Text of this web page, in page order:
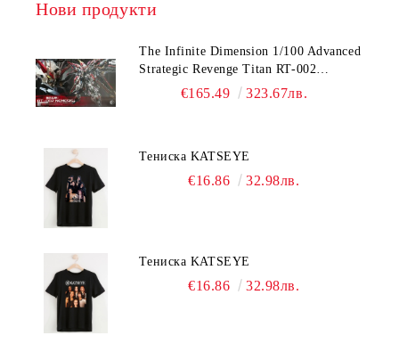
Нови продукти
The Infinite Dimension 1/100 Advanced
Strategic Revenge Titan RT-002
Nemesis€165.49 323.67лв.
Тениска KATSEYE
€16.86 32.98лв.
Тениска KATSEYE
€16.86 32.98лв.